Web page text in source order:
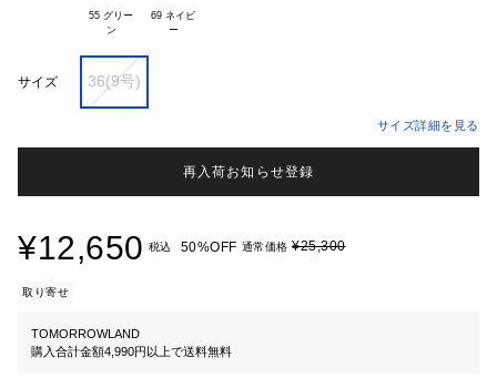
55 グリー
69 ネイビ
ー
サイズ 36(9号)
サイズ詳細を見る
再入荷お知らせ登録
¥12,650 税込 50%OFF 通常価格 ¥25,300
取り寄せ
TOMORROWLAND
購入合計金額4,990円以上で送料無料